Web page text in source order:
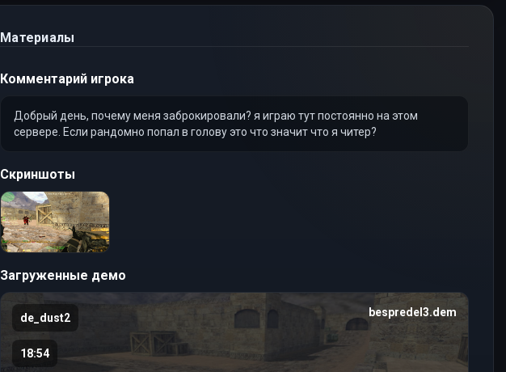
Материалы
Комментарий игрока
Добрый день, почему меня заброкировали? я играю тут постоянно на этом
сервере. Если рандомно попал в голову это что значит что я читер?
Скриншоты
Загруженные демо
bespredel3.dem
de_dust2
18:54